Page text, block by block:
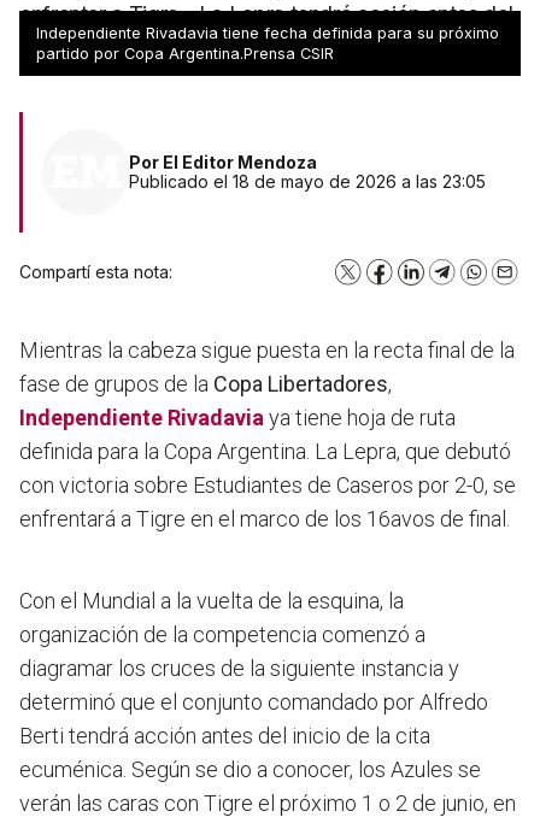
enfrentar a Tigre - La Lepra tendrá acción antes del
Mundial
Independiente Rivadavia tiene fecha definida para su próximo
partido por Copa Argentina.Prensa CSIR
Por El Editor Mendoza
Publicado el 18 de mayo de 2026 a las 23:05
Compartí esta nota: X Facebook
LinkedInTelegram
Mientras la cabeza sigue puesta en la recta final de la
fase de grupos de la Copa Libertadores,
Independiente Rivadavia ya tiene hoja de ruta
definida para la Copa Argentina. La Lepra, que debutó
con victoria sobre Estudiantes de Caseros por 2-0, se
enfrentará a Tigre en el marco de los 16avos de final.
Con el Mundial a la vuelta de la esquina, la
organización de la competencia comenzó a
diagramar los cruces de la siguiente instancia y
determinó que el conjunto comandado por Alfredo
Berti tendrá acción antes del inicio de la cita
ecuménica. Según se dio a conocer, los Azules se
verán las caras con Tigre el próximo 1 o 2 de junio, en